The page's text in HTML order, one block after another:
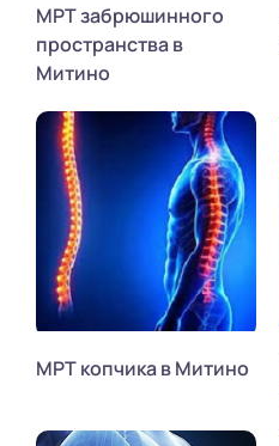
МРТ забрюшинного
пространства в
Митино
МРТ копчика в Митино